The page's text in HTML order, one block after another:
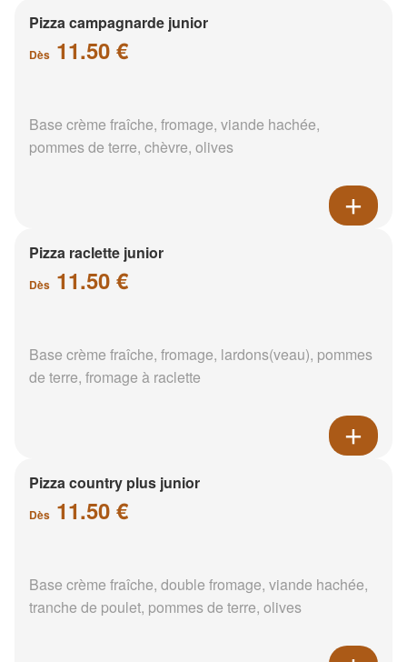
Pizza campagnarde junior
Dès 11.50 €
Base crème fraîche, fromage, viande hachée,
pommes de terre, chèvre, olives
Pizza raclette junior
Dès 11.50 €
Base crème fraîche, fromage, lardons(veau), pommes
de terre, fromage à raclette
Pizza country plus junior
Dès 11.50 €
Base crème fraîche, double fromage, viande hachée,
tranche de poulet, pommes de terre, olives